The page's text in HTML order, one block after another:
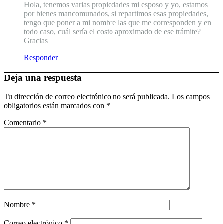
Hola, tenemos varias propiedades mi esposo y yo, estamos
por bienes mancomunados, si repartimos esas propiedades,
tengo que poner a mi nombre las que me corresponden y en
todo caso, cuál sería el costo aproximado de ese trámite?
Gracias
Responder
Deja una respuesta
Tu dirección de correo electrónico no será publicada. Los campos
obligatorios están marcados con *
Comentario *
Nombre *